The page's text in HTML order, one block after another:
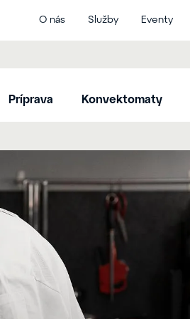
O nás Služby Eventy
Príprava Konvektomaty